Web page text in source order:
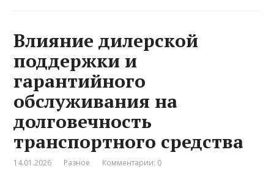
Влияние дилерской
поддержки и
гарантийного
обслуживания на
долговечность
транспортного средства
14.01.2026 Разное Комментарии: 0